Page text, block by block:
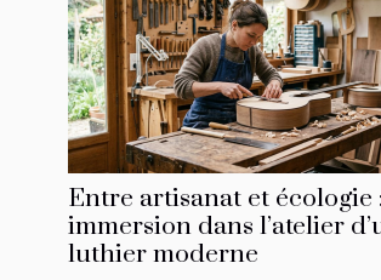
Entre artisanat et écologie :
immersion dans l’atelier
luthier moderne